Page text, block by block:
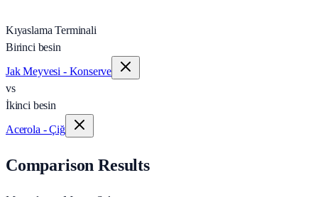
Kıyaslama Terminali
Birinci besin
Jak Meyvesi - Konserve
vs
İkinci besin
Acerola - Çiğ
Comparison Results